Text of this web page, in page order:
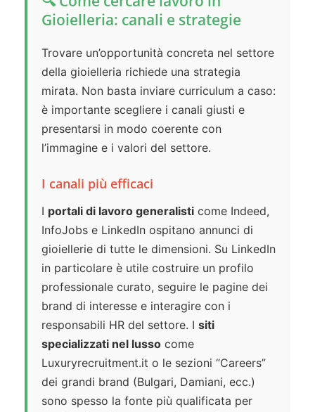
Gioielleria: canali e strategie
Trovare un’opportunità concreta nel settore
della gioielleria richiede una strategia
mirata. Non basta inviare curriculum a caso:
è importante scegliere i canali giusti e
presentarsi in modo coerente con
l’immagine e i valori del settore.
I canali più efficaci
I portali di lavoro generalisti come Indeed,
InfoJobs e LinkedIn ospitano annunci di
gioiellerie di tutte le dimensioni. Su LinkedIn
in particolare è utile costruire un profilo
professionale curato, seguire le pagine dei
brand di interesse e interagire con i
responsabili HR del settore. I siti
specializzati nel lusso come
Luxuryrecruitment.it o le sezioni “Careers”
dei grandi brand (Bulgari, Damiani, ecc.)
sono spesso la fonte più qualificata per